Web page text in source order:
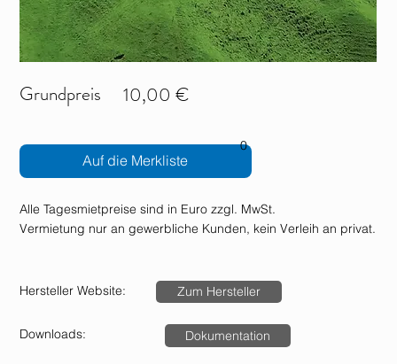
Grundpreis 10,00 €
Auf die Merkliste
0
Alle Tagesmietpreise sind in Euro zzgl. MwSt.
Vermietung nur an gewerbliche Kunden, kein Verleih an privat.
Hersteller Website: Zum Hersteller
Downloads: Dokumentation